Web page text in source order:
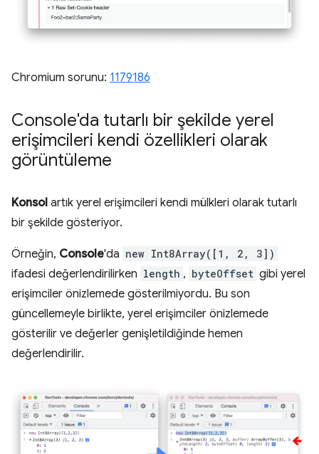
Chromium sorunu: 1179186
Console'da tutarlı bir şekilde yerel
erişimcileri kendi özellikleri olarak
görüntüleme
Konsol artık yerel erişimcileri kendi mülkleri olarak tutarlı
bir şekilde gösteriyor.
Örneğin, Console'da new Int8Array([1, 2, 3])
ifadesi değerlendirilirken length , byteOffset gibi yerel
erişimciler önizlemede gösterilmiyordu. Bu son
güncellemeyle birlikte, yerel erişimciler önizlemede
gösterilir ve değerler genişletildiğinde hemen
değerlendirilir.